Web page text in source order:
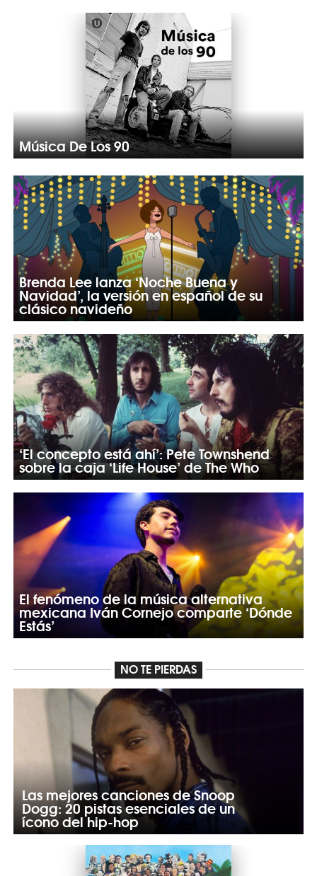
Música De Los 90
Brenda Lee lanza ‘Noche Buena y
Navidad’, la versión en español de su
clásico navideño
‘El concepto está ahí’: Pete Townshend
sobre la caja ‘Life House’ de The Who
El fenómeno de la música alternativa
mexicana Iván Cornejo comparte ‘Dónde
Estás’
NO TE PIERDAS
Las mejores canciones de Snoop
Dogg: 20 pistas esenciales de un
ícono del hip-hop